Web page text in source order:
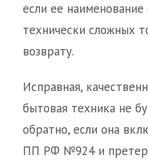
если ее
технически сложных
возврату.
Исправная,
бытовая техника не
обратно, если она
ПП РФ №924 и